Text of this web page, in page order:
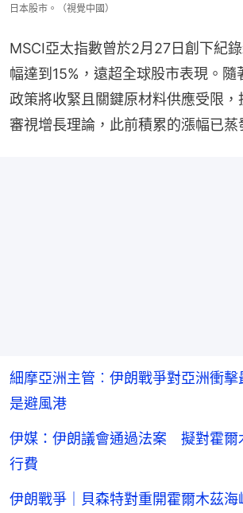
日本股市。（視覺中國）
MSCI亞太指數曾於2月27日創下紀
幅達到15%，遠超全球股市表現。隨
政策將收緊且關鍵原材料供應受限
審視增長理論，此前積累的漲幅已蒸
細摩亞洲主管︰伊朗戰爭對亞洲衝
是避風港
伊媒：伊朗議會通過法案 擬對霍爾
行費
伊朗戰爭｜貝森特對重開霍爾木茲